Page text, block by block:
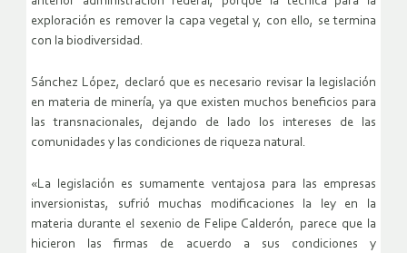
exploración es remover la capa vegetal y, con ello, se termina
con la biodiversidad.
Sánchez López, declaró que es necesario revisar la legislación
en materia de minería, ya que existen muchos beneficios para
las transnacionales, dejando de lado los intereses de las
comunidades y las condiciones de riqueza natural.
«La legislación es sumamente ventajosa para las empresas
inversionistas, sufrió muchas modificaciones la ley en la
materia durante el sexenio de Felipe Calderón, parece que la
hicieron las firmas de acuerdo a sus condiciones y